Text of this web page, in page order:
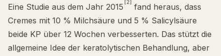
Eine Studie aus dem Jahr 2015 [2] fand heraus, dass
Cremes mit 10 % Milchsäure und 5 % Salicylsäure
beide KP über 12 Wochen verbesserten. Das stützt die
allgemeine Idee der keratolytischen Behandlung, aber